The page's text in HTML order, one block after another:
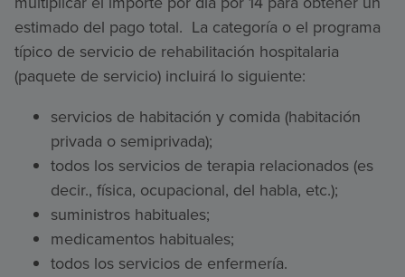
estimado del pago total. La categoría o el programa
típico de servicio de rehabilitación hospitalaria
(paquete de servicio) incluirá lo siguiente:
servicios de habitación y comida (habitación
privada o semiprivada);
todos los servicios de terapia relacionados (es
decir., física, ocupacional, del habla, etc.);
suministros habituales;
medicamentos habituales;
todos los servicios de enfermería.